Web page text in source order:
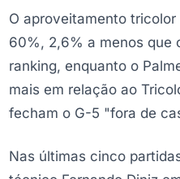
O aproveitamento
60%, 2,6% a menos que
ranking, enquanto o
mais em relação ao
fecham o G-5 "fora de
Nas últimas cinco